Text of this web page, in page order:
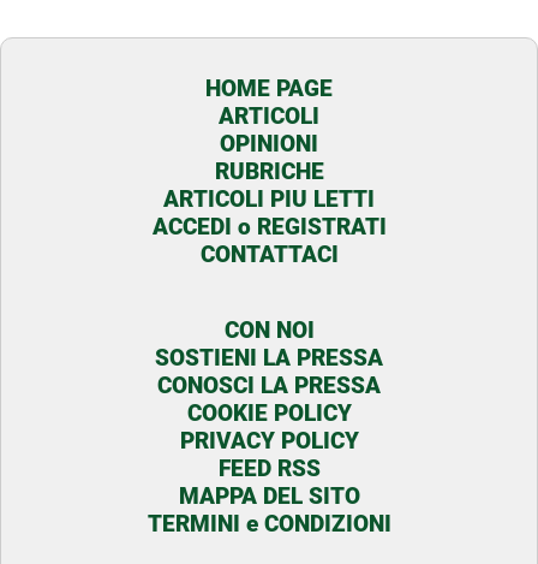
HOME PAGE
ARTICOLI
OPINIONI
RUBRICHE
ARTICOLI PIU LETTI
ACCEDI o REGISTRATI
CONTATTACI
CON NOI
SOSTIENI LA PRESSA
CONOSCI LA PRESSA
COOKIE POLICY
PRIVACY POLICY
FEED RSS
MAPPA DEL SITO
TERMINI e CONDIZIONI